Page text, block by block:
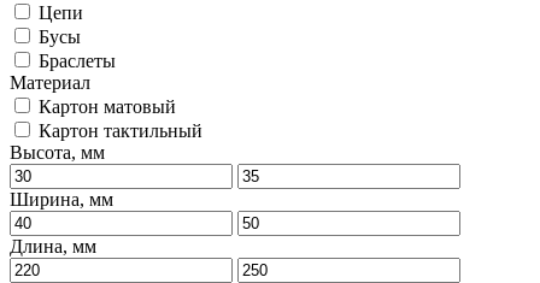
Цепи
Бусы
Браслеты
Материал
Картон матовый
Картон тактильный
Высота, мм
Ширина, мм
Длина, мм